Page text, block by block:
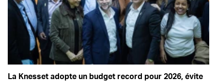
La Knesset adopte un budget record pour 2026, évite